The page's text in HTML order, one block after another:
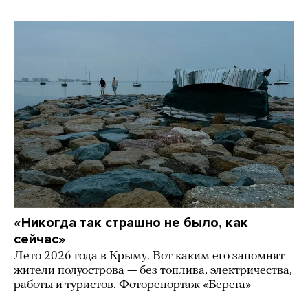
«Никогда так страшно не было, как
сейчас»
Лето 2026 года в Крыму. Вот каким его запомнят
жители полуострова — без топлива, электричества,
работы и туристов. Фоторепортаж «Берега»